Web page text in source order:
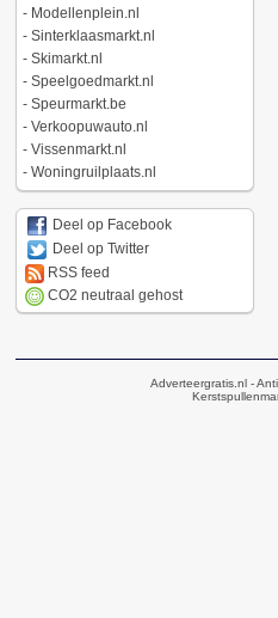
- Modellenplein.nl
- Sinterklaasmarkt.nl
- Skimarkt.nl
- Speelgoedmarkt.nl
- Speurmarkt.be
- Verkoopuwauto.nl
- Vissenmarkt.nl
- Woningruilplaats.nl
Deel op Facebook
Deel op Twitter
RSS feed
CO2 neutraal gehost
Adverteergratis.nl -